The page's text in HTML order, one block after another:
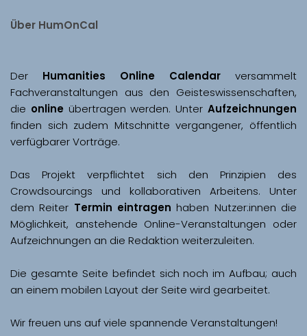
Über HumOnCal
Der Humanities Online Calendar versammelt
Fachveranstaltungen aus den Geisteswissenschaften,
die online übertragen werden. Unter Aufzeichnungen
finden sich zudem Mitschnitte vergangener, öffentlich
Das Projekt verpflichtet sich den Prinzipien des
Crowdsourcings und kollaborativen Arbeitens. Unter
dem Reiter Termin eintragen haben Nutzer:innen die
Möglichkeit, anstehende Online-Veranstaltungen oder
Aufzeichnungen an die Redaktion weiterzuleiten.
Die gesamte Seite befindet sich noch im Aufbau; auch
Wir freuen uns auf viele spannende Veranstaltungen!